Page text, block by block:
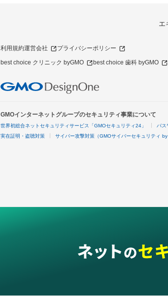
エ
利用規約運営会社 プライバシーポリシー
best choice クリニック byGMO best choice 歯科 byGMO
GMOインターネットグループのセキュリティ事業について
世界初総合ネットセキュリティサービス「GMOセキュリティ24」 パス
実在証明・盗聴対策 サイバー攻撃対策（GMOサイバーセキュリティ by